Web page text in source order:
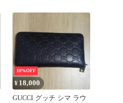
10%OFF
¥ 18,000
GUCCI グッチ シマ ラウ